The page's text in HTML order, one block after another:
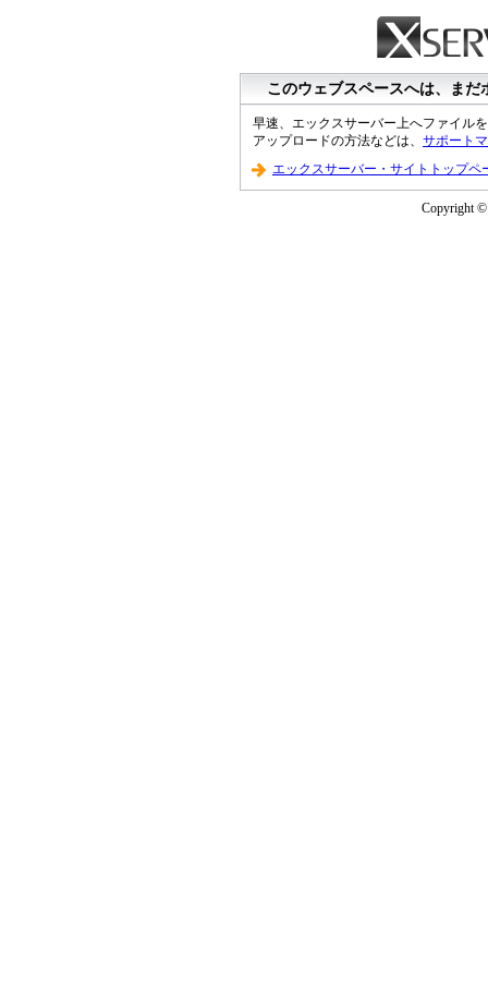
このウェブスペースへは、ま
早速、エックスサーバー上へファイル
アップロードの方法などは、 サポート
エックスサーバー・サイトトップペ
Copyright ©